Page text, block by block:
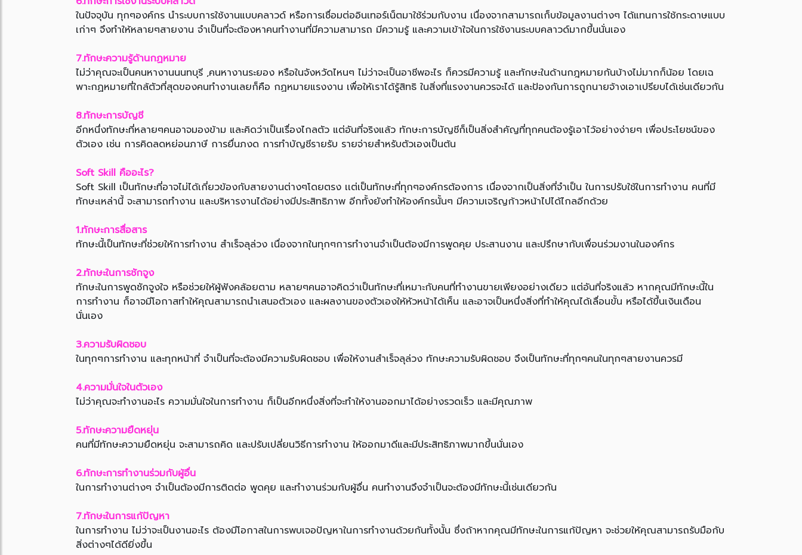
ในปัจจุบัน ทุกๆองค์กร นำระบบการใช้งานแบบคลาวด์ หรือการเชื่อมต่ออินเทอร์เน็ตมาใช้ร่วมกับงาน เนื่องจากสามารถเก็บข้อมูลงานต่างๆ ได้แทนการใช้กระดาษแบบ
เก่าๆ จึงทำให้หลายๆสายงาน จำเป็นที่จะต้องหาคนทำงานที่มีความสามารถ มีความรู้ และความเข้าใจในการใช้งานระบบคลาวด์มากขึ้นนั่นเอง
7.ทักษะความรู้ด้านกฏหมาย
ไม่ว่าคุณจะเป็นคนหางานนนทบุรี ,คนหางานระยอง หรือในจังหวัดไหนๆ ไม่ว่าจะเป็นอาชีพอะไร ก็ควรมีความรู้ และทักษะในด้านกฎหมายกันบ้างไม่มากก็น้อย โดยเฉ
พาะกฏหมายที่ใกล้ตัวที่สุดของคนทำงานเลยก็คือ กฏหมายแรงงาน เพื่อให้เราได้รู้สิทธิ ในสิ่งที่แรงงานควรจะได้ และป้องกันการถูกนายจ้างเอาเปรียบได้เช่นเดียวกัน
8.ทักษะการบัญชี
อีกหนึ่งทักษะที่หลายๆคนอาจมองข้าม และคิดว่าเป็นเรื่องไกลตัว แต่อันที่จริงแล้ว ทักษะการบัญชีก็เป็นสิ่งสำคัญที่ทุกคนต้องรู้เอาไว้อย่างง่ายๆ เพื่อประโยชน์ของ
ตัวเอง เช่น การคิดลดหย่อนภาษี การยื่นภงด การทำบัญชีรายรับ รายจ่ายสำหรับตัวเองเป็นต้น
Soft Skill คืออะไร?
Soft Skill เป็นทักษะที่อาจไม่ได้เกี่ยวข้องกับสายงานต่างๆโดยตรง เเต่เป็นทักษะที่ทุกๆองค์กรต้องการ เนื่องจากเป็นสิ่งที่จำเป็น ในการปรับใช้ในการทำงาน คนที่มี
ทักษะเหล่านี้ จะสามารถทำงาน และบริหารงานได้อย่างมีประสิทธิภาพ อีกทั้งยังทำให้องค์กรนั้นๆ มีความเจริญก้าวหน้าไปได้ไกลอีกด้วย
1.ทักษะการสื่อสาร
ทักษะนี้เป็นทักษะที่ช่วยให้การทำงาน สำเร็จลุล่วง เนื่องจากในทุกๆการทำงานจำเป็นต้องมีการพูดคุย ประสานงาน และปรึกษากับเพื่อนร่วมงานในองค์กร
2.ทักษะในการชักจูง
ทักษะในการพูดชักจูงใจ หรือช่วยให้ผู้ฟังคล้อยตาม หลายๆคนอาจคิดว่าเป็นทักษะที่เหมาะกับคนที่ทำงานขายเพียงอย่างเดียว แต่อันที่จริงแล้ว หากคุณมีทักษะนี้ใน
การทำงาน ก็อาจมีโอกาสทำให้คุณสามารถนำเสนอตัวเอง และผลงานของตัวเองให้หัวหน้าได้เห็น และอาจเป็นหนึ่งสิ่งที่ทำให้คุณได้เลื่อนขั้น หรือได้ขึ้นเงินเดือน
นั่นเอง
3.ความรับผิดชอบ
ในทุกๆการทำงาน และทุกหน้าที่ จำเป็นที่จะต้องมีความรับผิดชอบ เพื่อให้งานสำเร็จลุล่วง ทักษะความรับผิดชอบ จึงเป็นทักษะที่ทุกๆคนในทุกๆสายงานควรมี
4.ความมั่นใจในตัวเอง
ไม่ว่าคุณจะทำงานอะไร ความมั่นใจในการทำงาน ก็เป็นอีกหนึ่งสิ่งที่จะทำให้งานออกมาได้อย่างรวดเร็ว และมีคุณภาพ
5.ทักษะความยืดหยุ่น
คนที่มีทักษะความยืดหยุ่น จะสามารถคิด และปรับเปลี่ยนวิธีการทำงาน ให้ออกมาดีและมีประสิทธิภาพมากขึ้นนั่นเอง
6.ทักษะการทำงานร่วมกับผู้อื่น
ในการทำงานต่างๆ จำเป็นต้องมีการติดต่อ พูดคุย และทำงานร่วมกับผู้อื่น คนทำงานจึงจำเป็นจะต้องมีทักษะนี้เช่นเดียวกัน
7.ทักษะในการแก้ปัญหา
ในการทำงาน ไม่ว่าจะเป็นงานอะไร ต้องมีโอกาสในการพบเจอปัญหาในการทำงานด้วยกันทั้งนั้น ซึ่งถ้าหากคุณมีทักษะในการแก้ปัญหา จะช่วยให้คุณสามารถรับมือกับ
สิ่งต่างๆได้ดียิ่งขึ้น